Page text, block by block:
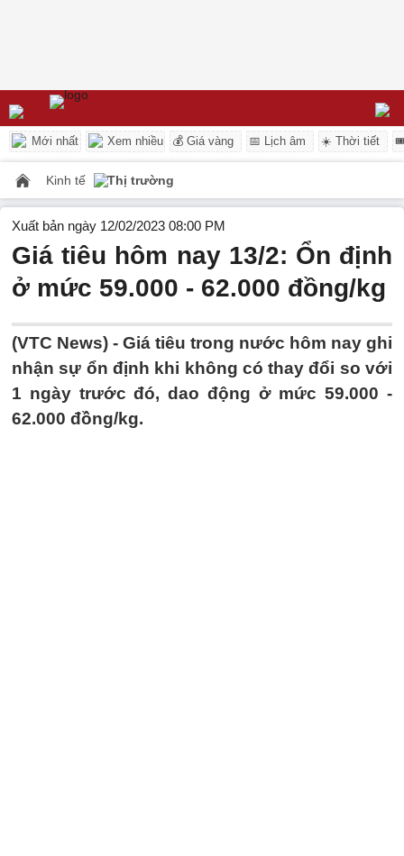
Mới nhất Xem nhiều 💰 Giá vàng 📅 Lịch âm ☀️ Thời tiết
Kinh tế Thị trường
Xuất bản ngày 12/02/2023 08:00 PM
Giá tiêu hôm nay 13/2: Ổn định
ở mức 59.000 - 62.000 đồng/kg
(VTC News) - Giá tiêu trong nước hôm nay ghi
nhận sự ổn định khi không có thay đổi so với
1 ngày trước đó, dao động ở mức 59.000 -
62.000 đồng/kg.